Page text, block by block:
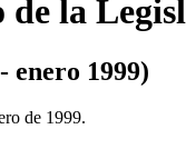
de la
enero 1999)
de 1999.